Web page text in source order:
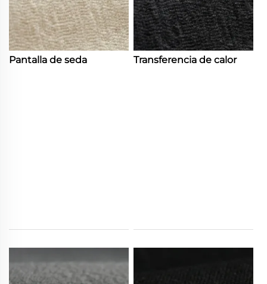
Pantalla de seda Transferencia de calor